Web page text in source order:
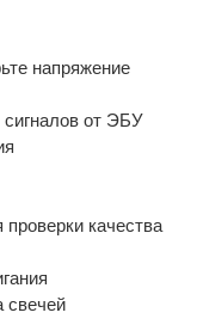
напряжение
от ЭБУ
качества
свечей